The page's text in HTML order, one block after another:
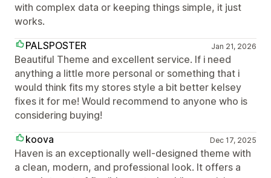
with complex data or keeping things simple, it just
works.
PALSPOSTER
Jan 21, 2026
Beautiful Theme and excellent service. If i need
anything a little more personal or something that i
would think fits my stores style a bit better kelsey
fixes it for me! Would recommend to anyone who is
considering buying!
koova
Dec 17, 2025
Haven is an exceptionally well-designed theme with
a clean, modern, and professional look. It offers a